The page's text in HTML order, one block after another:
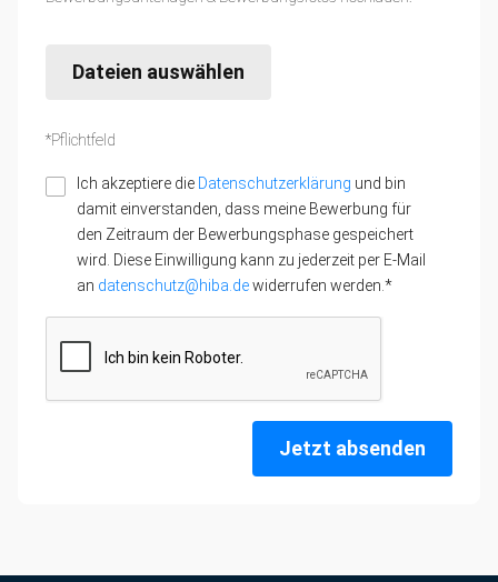
Dateien auswählen
*Pflichtfeld
Ich akzeptiere die Datenschutzerklärung und bin
damit einverstanden, dass meine Bewerbung für
den Zeitraum der Bewerbungsphase gespeichert
wird. Diese Einwilligung kann zu jederzeit per E-Mail
an datenschutz@hiba.dewiderrufen werden.*
Jetzt absenden